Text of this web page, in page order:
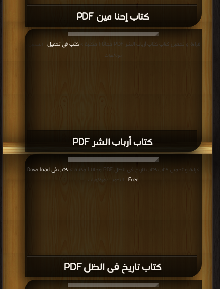
كتاب إحنا مين PDF
كتاب أرباب الشر PDF
قراءة و تحميل كتاب كتاب أرباب الشر PDF مجانا | مكتبة > كتب في تحميل
| التحميل :
مرة/مرات
كتاب تاريخ فى الظل PDF
قراءة و تحميل كتاب كتاب تاريخ فى الظل PDF مجانا | مكتبة >
كتب في Download
Free
| التحميل : مرة/مرات